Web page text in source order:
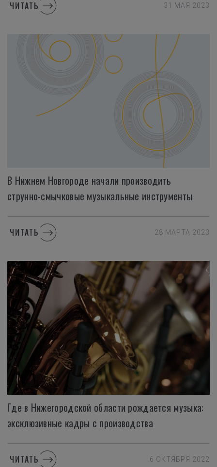
ЧИТАТЬ 31 МАЯ 2023
В Нижнем Новгороде начали производить
струнно-смычковые музыкальные инструменты
ЧИТАТЬ 28 МАРТА 2023
Где в Нижегородской области рождается музыка:
эксклюзивные кадры с производства
ЧИТАТЬ 6 ОКТЯБРЯ 2022